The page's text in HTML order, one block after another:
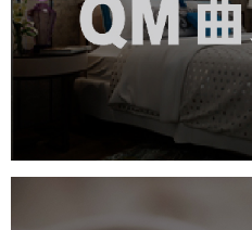
家具家居 品牌官网 电
网页设计
IT